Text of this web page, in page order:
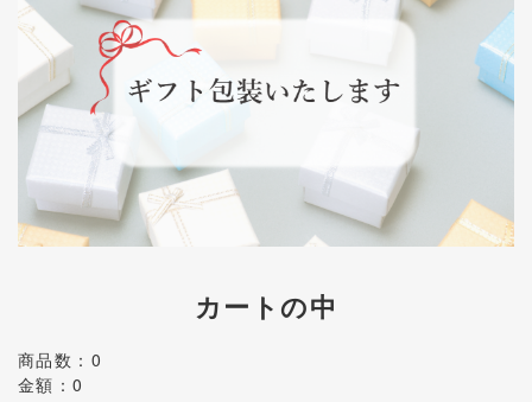
カートの中
商品数：0
金額：0